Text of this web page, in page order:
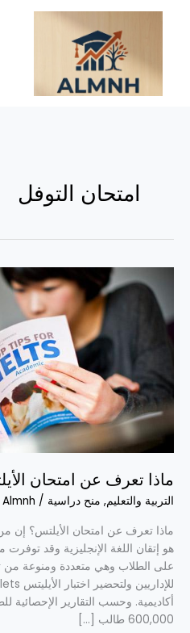
تخطي
امتحان التوفل
ماذا تعرف عن امتحان
التربية والتعليم, منح دراسية /
Almnh
ماذا تعرف عن امتحان الأيلتس؟ إن
هو إتقان اللغة الإنجليزية وقد توفرت
على الطلاب وهي متعددة ومنوعة من
600,000 طالب […]
تعرف
عن
امتحان